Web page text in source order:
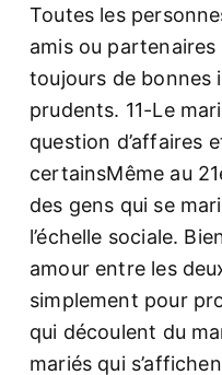
Toutes les
amis ou partenaires
toujours de bonnes
prudents. 11-Le
question d’affaires
certainsMême au
des gens qui se
l’échelle sociale.
amour entre les
simplement pour
qui découlent du
mariés qui